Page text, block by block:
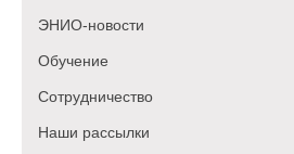
ЭНИО-новости
Обучение
Сотрудничество
Наши рассылки